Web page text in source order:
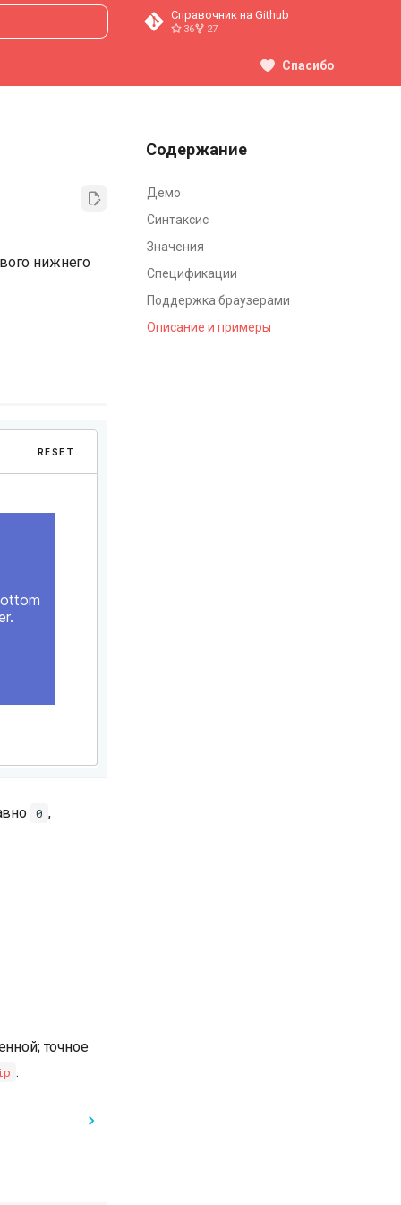
Справочник на Github
36 27
Спасибо
Содержание
Демо
Синтаксис
Значения
Спецификации
Поддержка браузерами
Описание и примеры
нижнего
0 ,
точное
.